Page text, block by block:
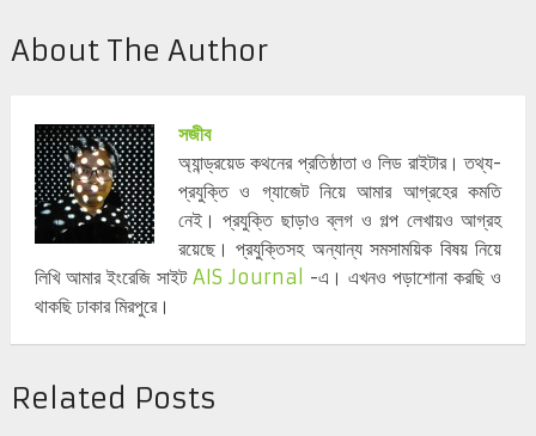
About The Author
সজীব
অ্যান্ড্রয়েড কথনের প্রতিষ্ঠাতা ও লিড রাইটার। তথ্য-
প্রযুক্তি ও গ্যাজেট নিয়ে আমার আগ্রহের কমতি
নেই। প্রযুক্তি ছাড়াও ব্লগ ও গল্প লেখায়ও আগ্রহ
রয়েছে। প্রযুক্তিসহ অন্যান্য সমসাময়িক বিষয় নিয়ে
লিখি আমার ইংরেজি সাইট AIS Journal -এ। এখনও পড়াশোনা করছি ও
থাকছি ঢাকার মিরপুরে।
Related Posts